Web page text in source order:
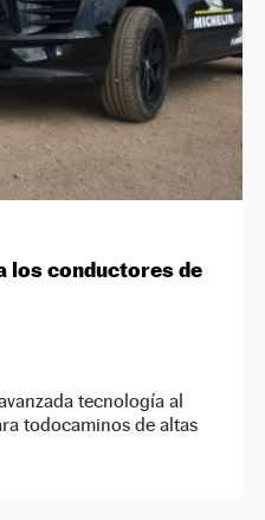
los conductores de
tecnología al
todocaminos de altas